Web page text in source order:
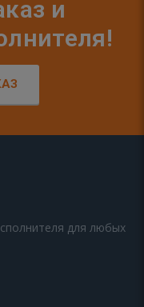
и
для любых